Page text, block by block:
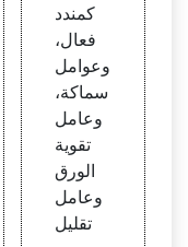
كمندد
فعال،
وعوامل
سماكة،
وعامل
تقوية
الورق
وعامل
تقليل